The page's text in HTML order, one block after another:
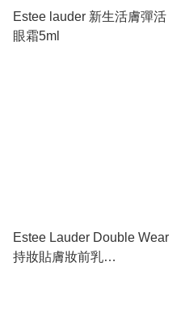
Estee lauder 新生活膚彈活
眼霜5ml
Estee Lauder Double Wear
持妝貼膚妝前乳